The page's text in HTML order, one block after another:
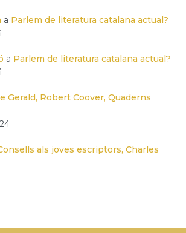
a Parlem de literatura catalana actual?
a Parlem de literatura catalana actual?
Gerald, Robert Coover, Quaderns
als joves escriptors, Charles